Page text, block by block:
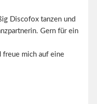
Discofox tanzen und
Gern für ein
freue mich auf eine